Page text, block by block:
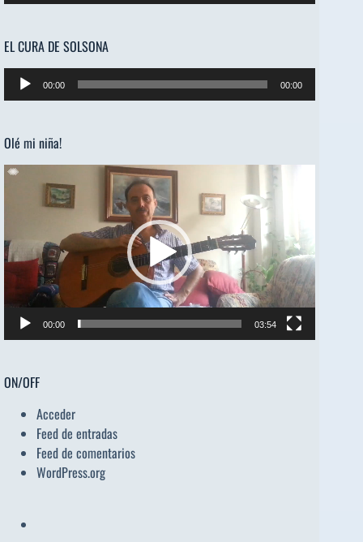
EL CURA DE SOLSONA
Reproductor
de
00:00 00:00
Olé mi niña!
Reproductor
00:00 03:54
ON/OFF
Acceder
Feed de entradas
Feed de comentarios
WordPress.org